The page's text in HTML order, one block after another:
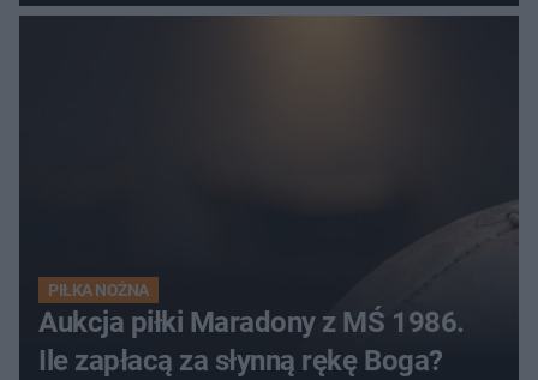
PIŁKA NOŻNA
Aukcja piłki Maradony z MŚ 1986.
Ile zapłacą za słynną rękę Boga?